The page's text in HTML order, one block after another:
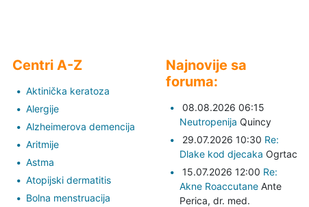
Centri A-Z
Aktinička keratoza
Alergije
Alzheimerova demencija
Aritmije
Astma
Atopijski dermatitis
Bolna menstruacija
Najnovije sa
foruma:
08.08.2026 06:15
Neutropenija Quincy
29.07.2026 10:30 Re:
Dlake kod djecaka Ogrtac
15.07.2026 12:00 Re:
Akne Roaccutane Ante
Perica, dr. med.